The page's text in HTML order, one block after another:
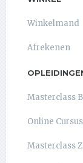
Winkelmand
Afrekenen
Masterclass
Online
Masterclass